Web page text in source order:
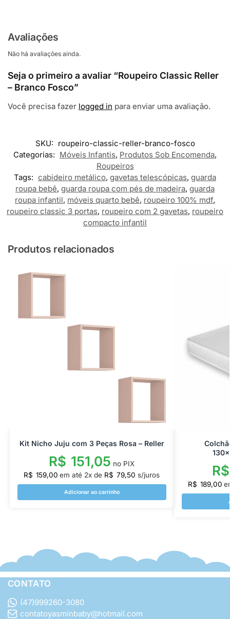
Avaliações
Não há avaliações ainda.
Seja o primeiro a avaliar “Roupeiro Classic Reller
– Branco Fosco”
Você precisa fazer logged in para enviar uma avaliação.
SKU: roupeiro-classic-reller-branco-fosco
Categorias: Móveis Infantis, Produtos Sob Encomenda,
Roupeiros
Tags: cabideiro metálico, gavetas telescópicas, guarda
roupa bebê, guarda roupa com pés de madeira, guarda
roupa infantil, móveis quarto bebê, roupeiro 100% mdf,
roupeiro classic 3 portas, roupeiro com 2 gavetas, roupeiro
compacto infantil
Produtos relacionados
Kit Nicho Juju com 3 Peças Rosa – Reller
R$ 151,05 no PIX
R$ 159,00 em até 2x de R$ 79,50 s/juros
Adicionar ao carrinho
R$
R$ 189,00
CONTATO
(47)999260-3080
contatoyasminbaby@hotmail.com